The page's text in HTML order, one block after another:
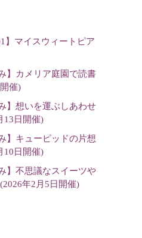
】マイスウィートピア
】カメリア庭園で読書
催)
】想いを運ぶしあわせ
13日開催)
】キューピッドの片想
10日開催)
】不思議なスイーツや
年2月5日開催)